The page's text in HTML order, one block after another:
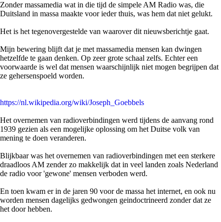
Zonder massamedia wat in die tijd de simpele AM Radio was, die
Duitsland in massa maakte voor ieder thuis, was hem dat niet gelukt.
Het is het tegenovergestelde van waarover dit nieuwsberichtje gaat.
Mijn bewering blijft dat je met massamedia mensen kan dwingen
hetzelfde te gaan denken. Op zeer grote schaal zelfs. Echter een
voorwaarde is wel dat mensen waarschijnlijk niet mogen begrijpen dat
ze gehersenspoeld worden.
https://nl.wikipedia.org/wiki/Joseph_Goebbels
Het overnemen van radioverbindingen werd tijdens de aanvang rond
1939 gezien als een mogelijke oplossing om het Duitse volk van
mening te doen veranderen.
Blijkbaar was het overnemen van radioverbindingen met een sterkere
draadloos AM zender zo makkelijk dat in veel landen zoals Nederland
de radio voor 'gewone' mensen verboden werd.
En toen kwam er in de jaren 90 voor de massa het internet, en ook nu
worden mensen dagelijks gedwongen geindoctrineerd zonder dat ze
het door hebben.